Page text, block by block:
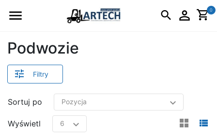
0
Podwozie
Filtry
Sortuj po
Wyświetl